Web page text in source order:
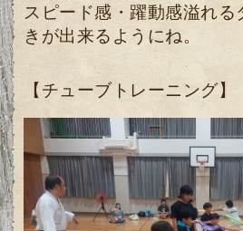
スピード感・躍動感溢れる
きが出来るようにね。
【チューブトレーニング】